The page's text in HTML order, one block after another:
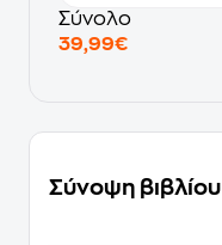
Σύνολο
39,99€
Σύνοψη βιβλίου